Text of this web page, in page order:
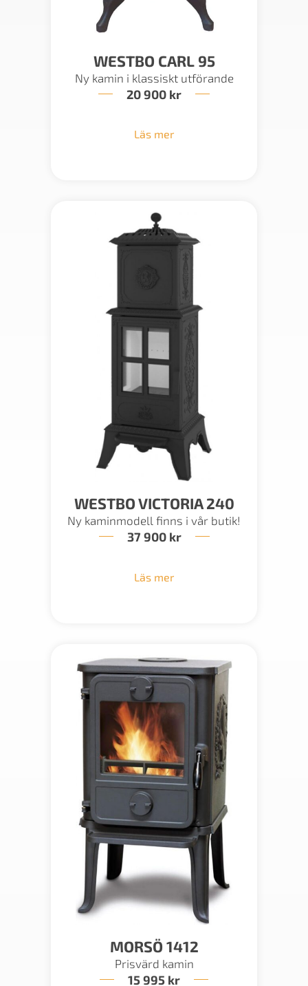
WESTBO CARL 95
Ny kamin i klassiskt utförande
20 900 kr
Läs mer
WESTBO VICTORIA 240
Ny kaminmodell finns i vår butik!
37 900 kr
Läs mer
MORSÖ 1412
Prisvärd kamin
15 995 kr